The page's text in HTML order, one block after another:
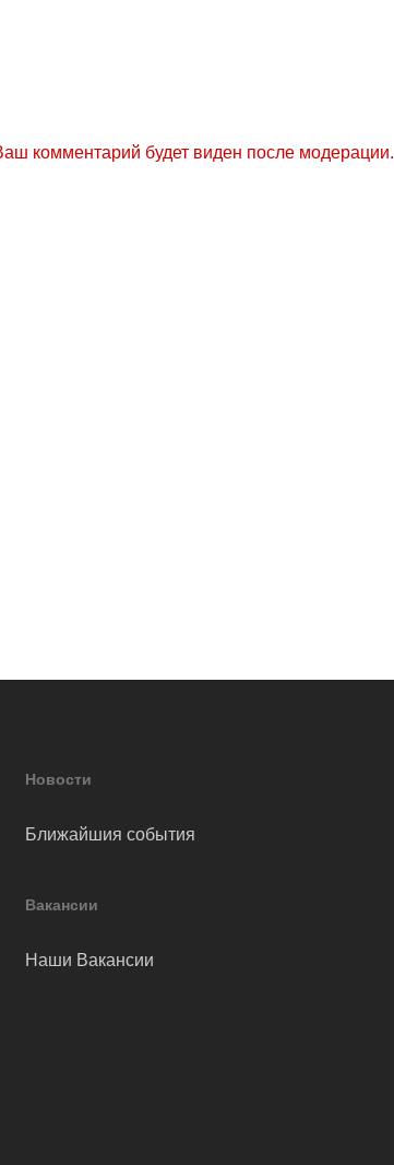
комментарий будет виден после модерации.
Новости
Ближайшия события
Вакансии
Наши Вакансии